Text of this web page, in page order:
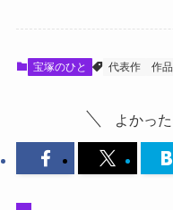
宝塚のひと 代表作 作品
よかっ